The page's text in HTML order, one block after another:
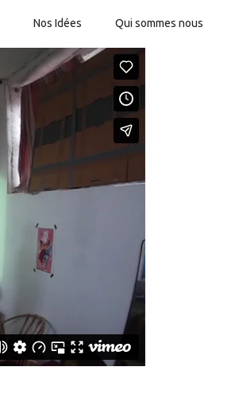
Nos Idées Qui sommes nous